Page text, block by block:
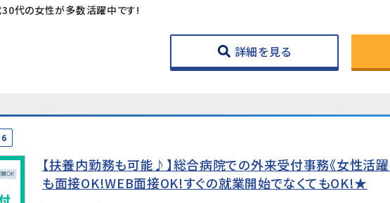
代の女性が多数活躍中です!
詳細を見る
【扶養内勤務も可能♪】総合病院での外来受付事務《女性活
も面接OK!WEB面接OK!すぐの就業開始でなくてもOK!★